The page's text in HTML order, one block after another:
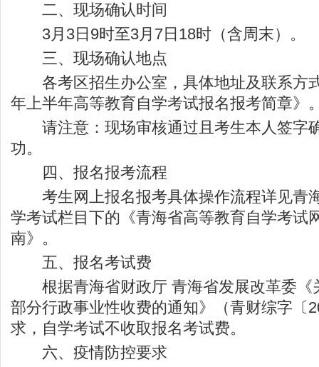
二、现场确认时间
3月3日9时至3月7日18时（含周末）。
三、现场确认地点
各考区招生办公室，具体地址及联系方
年上半年高等教育自学考试报名报考简章》
请注意：现场审核通过且考生本人签字
功。
四、报名报考流程
考生网上报名报考具体操作流程详见青
学考试栏目下的《青海省高等教育自学考试
南》。
五、报名考试费
根据青海省财政厅 青海省发展改革委《
部分行政事业性收费的通知》（青财综字〔
求，自学考试不收取报名考试费。
六、疫情防控要求